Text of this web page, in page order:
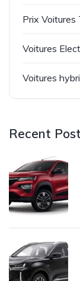
Prix Voitures
Voitures
Voitures
Recent